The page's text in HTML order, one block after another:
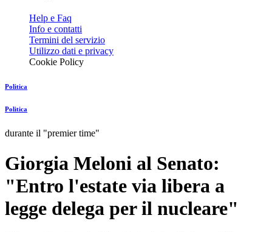
Help e Faq
Info e contatti
Termini del servizio
Utilizzo dati e privacy
Cookie Policy
Politica
Politica
durante il "premier time"
Giorgia Meloni al Senato:
"Entro l'estate via libera a
legge delega per il nucleare"